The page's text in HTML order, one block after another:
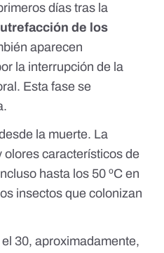
días tras la
de los
aparecen
la interrupción de la
Esta fase se
la muerte. La
característicos de
hasta los 50 ºC en
insectos que colonizan
30, aproximadamente,